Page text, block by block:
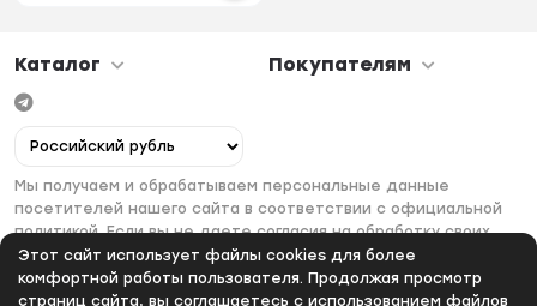
Этот сайт использует файлы cookies для более
комфортной работы пользователя. Продолжая просмотр
страниц сайта, вы соглашаетесь с использованием файлов
Каталог Покупателям
Мы получаем и обрабатываем персональные данные
посетителей нашего сайта в соответствии с официальной
политикой. Если вы не даете согласия на обработку своих
персональных данных, вам необходимо покинуть наш сайт.